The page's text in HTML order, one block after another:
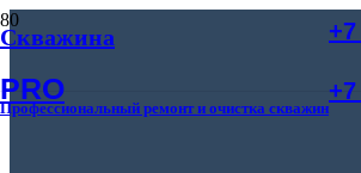
Скважина
PRO
Профессиональный ремонт и очистка скважин